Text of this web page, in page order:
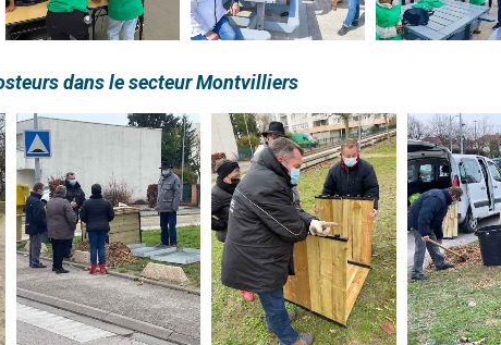
dans le secteur Montvilliers